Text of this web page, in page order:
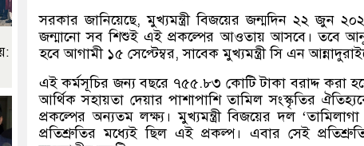
সরকার জানিয়েছে,মুখ্যমন্ত্রী বিজয়ের জন্মদিন ২২ জুন
জন্মানো সব শিশুই এই প্রকল্পের আওতায় আসবে। তবে
হবে আগামী ১৫ সেপ্টেম্বর,সাবেক মুখ্যমন্ত্রী সি এন
এই কর্মসূচির জন্য বছরে ৭৫৫.৮৩ কোটি টাকা বরাদ্দ করা
আর্থিক সহায়তা দেয়ার পাশাপাশি তামিল সংস্কৃতির
প্রকল্পের অন্যতম লক্ষ্য। মুখ্যমন্ত্রী বিজয়ের দল‘
প্রতিশ্রুতির মধ্যেই ছিল এই প্রকল্প। এবার সেই